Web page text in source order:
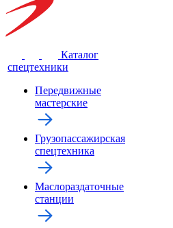
Каталог
спецтехники
Передвижные
мастерские
Грузопассажирская
спецтехника
Маслораздаточные
станции